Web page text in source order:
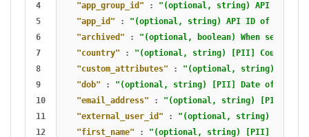
4
5
6
7
8
9
10
11
12
"app_group_id"
:
"(optional, string) API ID of
"app_id"
:
"(optional, string) API ID of the app
"archived"
:
"(optional, boolean) When set to
"country"
:
"(optional, string) [PII] Country of
"custom_attributes"
:
"(optional, string) Valid
"dob"
:
"(optional, string) [PII] Date of birth
"email_address"
:
"(optional, string) [PII]
"external_user_id"
:
"(optional, string) [PII]
"first_name"
:
"(optional, string) [PII] First